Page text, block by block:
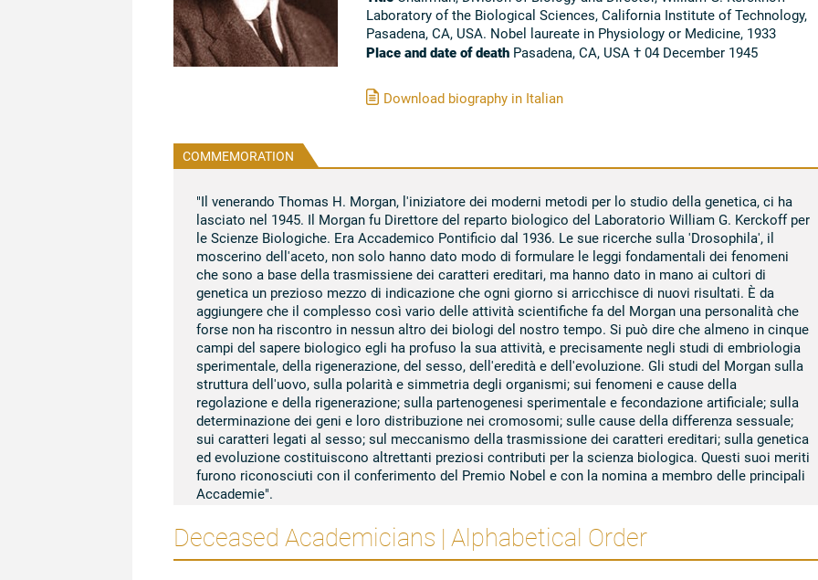
Laboratory of the Biological Sciences, California Institute of Technology,
Pasadena, CA, USA. Nobel laureate in Physiology or Medicine, 1933
Place and date of deathPasadena, CA, USA † 04 December 1945
Download biography in Italian
COMMEMORATION
"Il venerando Thomas H. Morgan, l'iniziatore dei moderni metodi per lo studio della genetica, ci ha
lasciato nel 1945. Il Morgan fu Direttore del reparto biologico del Laboratorio William G. Kerckoff per
le Scienze Biologiche. Era Accademico Pontificio dal 1936. Le sue ricerche sulla 'Drosophila', il
moscerino dell'aceto, non solo hanno dato modo di formulare le leggi fondamentali dei fenomeni
che sono a base della trasmissiene dei caratteri ereditari, ma hanno dato in mano ai cultori di
genetica un prezioso mezzo di indicazione che ogni giorno si arricchisce di nuovi risultati. È da
aggiungere che il complesso così vario delle attività scientifiche fa del Morgan una personalità che
forse non ha riscontro in nessun altro dei biologi del nostro tempo. Si può dire che almeno in cinque
campi del sapere biologico egli ha profuso la sua attività, e precisamente negli studi di embriologia
sperimentale, della rigenerazione, del sesso, dell'eredità e dell'evoluzione. Gli studi del Morgan sulla
struttura dell'uovo, sulla polarità e simmetria degli organismi; sui fenomeni e cause della
regolazione e della rigenerazione; sulla partenogenesi sperimentale e fecondazione artificiale; sulla
determinazione dei geni e loro distribuzione nei cromosomi; sulle cause della differenza sessuale;
sui caratteri legati al sesso; sul meccanismo della trasmissione dei caratteri ereditari; sulla genetica
ed evoluzione costituiscono altrettanti preziosi contributi per la scienza biologica. Questi suoi meriti
furono riconosciuti con il conferimento del Premio Nobel e con la nomina a membro delle principali
Accademie".
Rev. F.Agostino GemelliO.F.M.,Acta 12
Deceased Academicians | Alphabetical Order